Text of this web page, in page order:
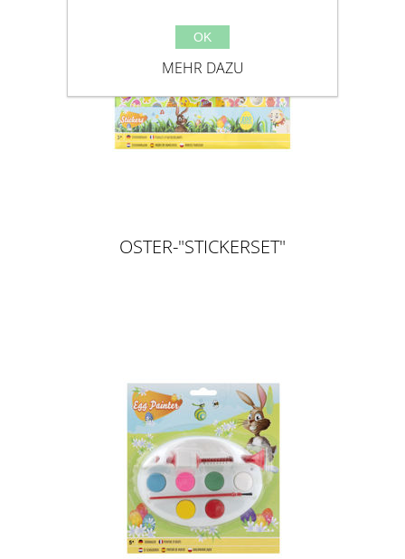
OSTER-"STICKERSET"
OK
MEHR DAZU